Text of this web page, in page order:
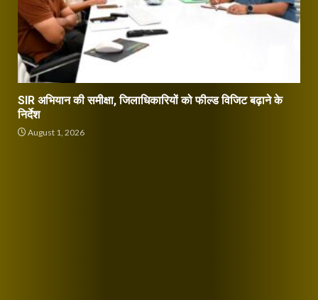
SIR अभियान की समीक्षा, जिलाधिकारियों को फील्ड विजिट बढ़ाने के
निर्देश
August 1, 2026